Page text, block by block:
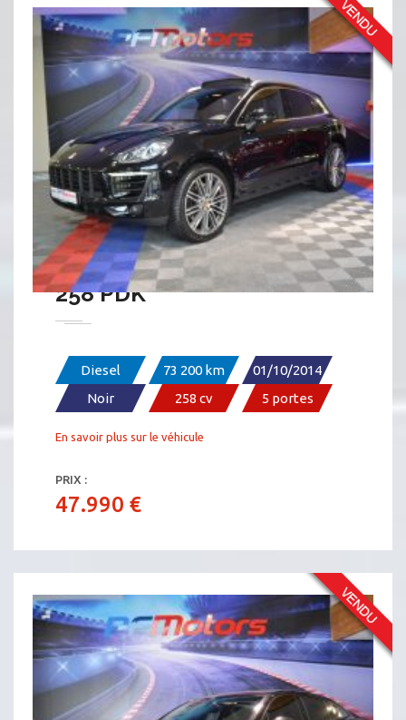
PORSCHE MACAN S 3.0 V6 S
258 PDK
Diesel 73 200 km
01/10/2014
Noir
258 cv 5 portes
En savoir plus sur le véhicule
PRIX :
47.990 €